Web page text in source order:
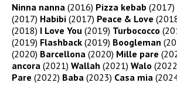
Ninna nanna (2016) Pizza kebab (2017)
(2017) Habibi (2017) Peace & Love
(2018) I Love You (2019) Turbococco
(2019) Flashback (2019) Boogleman
(2020) Barcellona (2020) Mille pare
ancora (2021) Wallah (2021) Walo
Pare (2022) Baba (2023) Casa mia